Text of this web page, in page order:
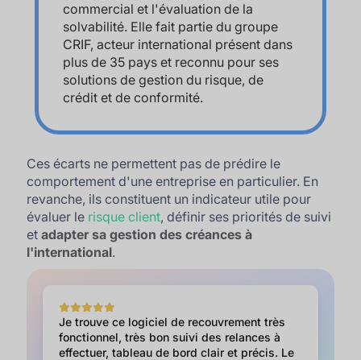
commercial et l'évaluation de la
solvabilité. Elle fait partie du groupe
CRIF, acteur international présent dans
plus de 35 pays et reconnu pour ses
solutions de gestion du risque, de
crédit et de conformité.
Ces écarts ne permettent pas de prédire le
comportement d'une entreprise en particulier. En
revanche, ils constituent un indicateur utile pour
évaluer le risque client, définir ses priorités de suivi
etadapter sa gestion des créances à
l'international.
Je trouve ce logiciel de recouvrement très
fonctionnel, très bon suivi des relances à
effectuer, tableau de bord clair et précis. Le